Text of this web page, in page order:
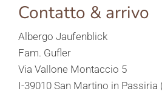
Contatto & arrivo
Albergo Jaufenblick
Fam. Gufler
Via Vallone Montaccio 5
I-39010 San Martino in Passiria